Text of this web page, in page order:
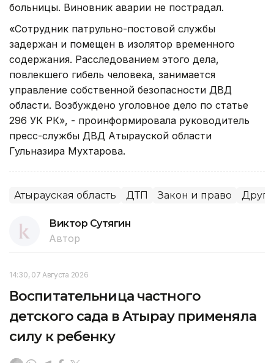
больницы. Виновник аварии не пострадал.
«Сотрудник патрульно-постовой службы
задержан и помещен в изолятор временного
содержания. Расследованием этого дела,
повлекшего гибель человека, занимается
управление собственной безопасности ДВД
области. Возбуждено уголовное дело по статье
296 УК РК», - проинформировала руководитель
пресс-службы ДВД Атырауской области
Гульназира Мухтарова.
Атырауская область ДТП Закон и право
Виктор Сутягин
Автор
14:30, 07 Августа 2026
Воспитательница частного
детского сада в Атырау применяла
силу к ребенку